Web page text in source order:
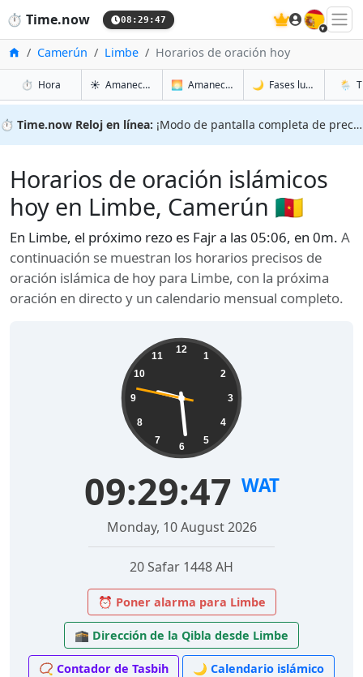
⏱️ Time.now 08:29:48 🇪🇸
InicioCamerún Limbe Horarios de oración hoy
⏱️ Horaen Limbe
☀️ Amanecer y atardecer en Limbe
🌅 Amanecer y atardecer mañana en
🌙 Fases lunares en🌦️
⏱️ Time.now Reloj en línea: ¡Modo de pantalla completa de precisión!
Horarios de oración islámicos
hoy en Limbe, Camerún 🇨🇲
En Limbe, el próximo rezo es Fajr a las 05:06, en 0m. A
continuación se muestran los horarios precisos de
oración islámica de hoy para Limbe, con la próxima
oración en directo y un calendario mensual completo.
12
1
2
3
4
5
6
7
8
9
10
11
09:29:48 WAT
Monday, 10 August 2026
20 Safar 1448 AH
⏰ Poner alarma para Limbe
🕋 Dirección de la Qibla desde Limbe
📿 Contador de Tasbih 🌙 Calendario islámico